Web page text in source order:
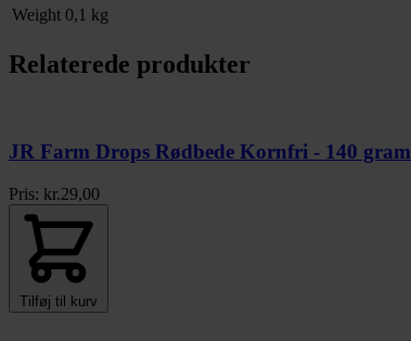
Weight 0,1 kg
Relaterede produkter
JR Farm Drops Rødbede Kornfri - 140 gram
Pris: kr.29,00
Tilføj til kurv